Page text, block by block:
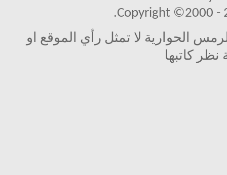
Copyright ©2000 -
الحوارية لا تمثل رأي الموقع او
نظر كاتبها